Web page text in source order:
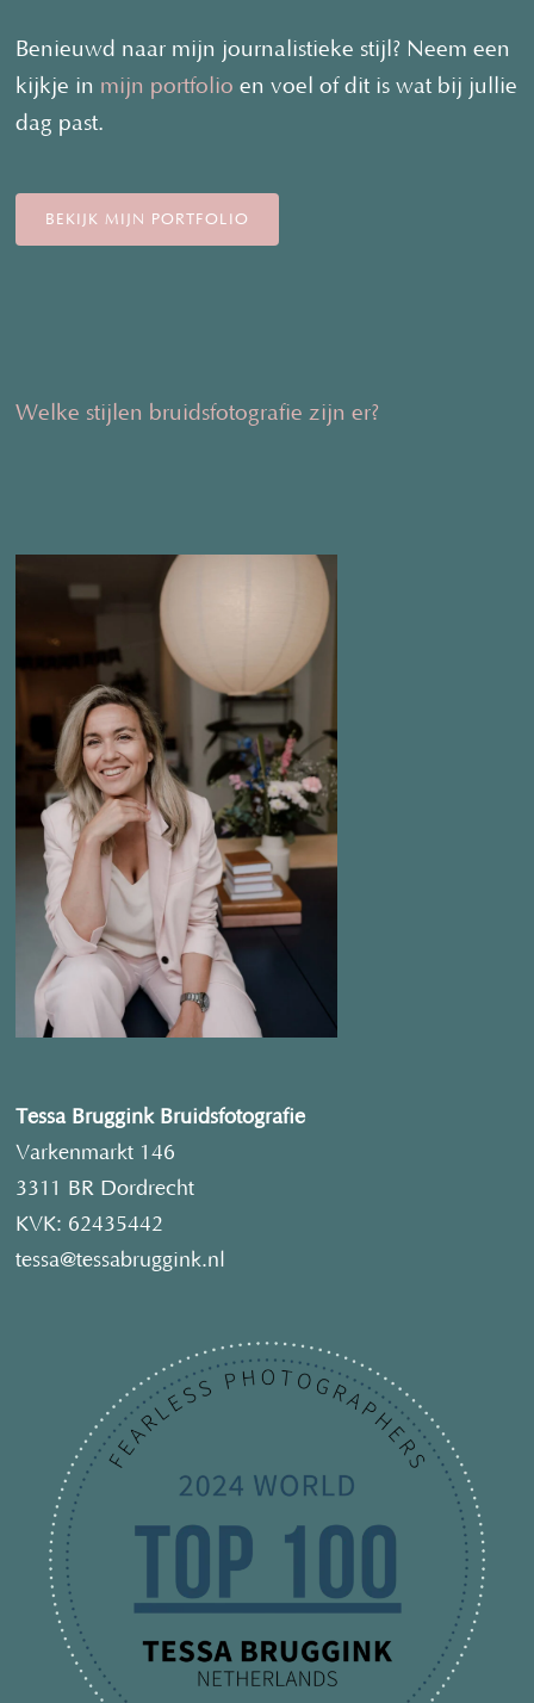
Benieuwd naar mijn journalistieke stijl? Neem een
kijkje in mijn portfolio en voel of dit is wat bij jullie
dag past.
BEKIJK MIJN PORTFOLIO
Welke stijlen bruidsfotografie zijn er?
Tessa Bruggink Bruidsfotografie
Varkenmarkt 146
3311 BR Dordrecht
KVK: 62435442
tessa@tessabruggink.nl